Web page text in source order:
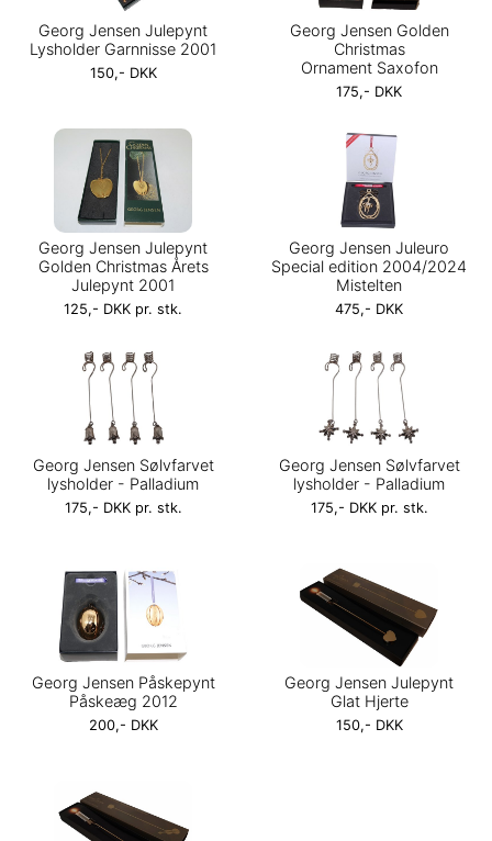
Georg Jensen Julepynt
Lysholder Garnnisse 2001
150,- DKK
Georg Jensen Golden
Christmas
Ornament Saxofon
175,- DKK
Georg Jensen Julepynt
Golden Christmas Årets
Julepynt 2001
125,- DKK pr. stk.
Georg Jensen Juleuro
Special edition 2004/2024
Mistelten
475,- DKK
Georg Jensen Sølvfarvet
lysholder - Palladium
175,- DKK pr. stk.
Georg Jensen Sølvfarvet
lysholder - Palladium
175,- DKK pr. stk.
Georg Jensen Påskepynt
Påskeæg 2012
200,- DKK
Georg Jensen Julepynt
Glat Hjerte
150,- DKK